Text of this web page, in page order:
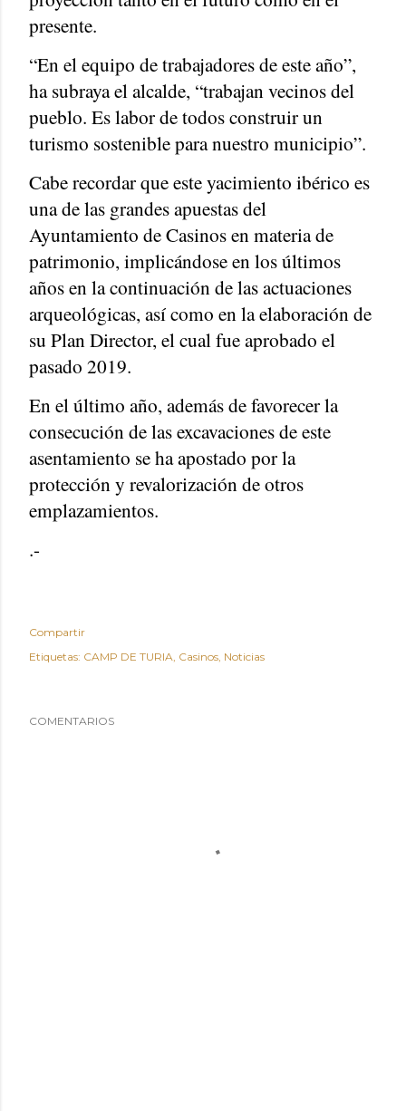
presente.
“En el equipo de trabajadores de este año”,
ha subraya el alcalde, “trabajan vecinos del
pueblo. Es labor de todos construir un
turismo sostenible para nuestro municipio”.
Cabe recordar que este yacimiento ibérico es
una de las grandes apuestas del
Ayuntamiento de Casinos en materia de
patrimonio, implicándose en los últimos
años en la continuación de las actuaciones
arqueológicas, así como en la elaboración de
su Plan Director, el cual fue aprobado el
pasado 2019.
En el último año, además de favorecer la
consecución de las excavaciones de este
asentamiento se ha apostado por la
protección y revalorización de otros
emplazamientos.
.-
Compartir
Etiquetas: CAMP DE TURIA Casinos Noticias
COMENTARIOS